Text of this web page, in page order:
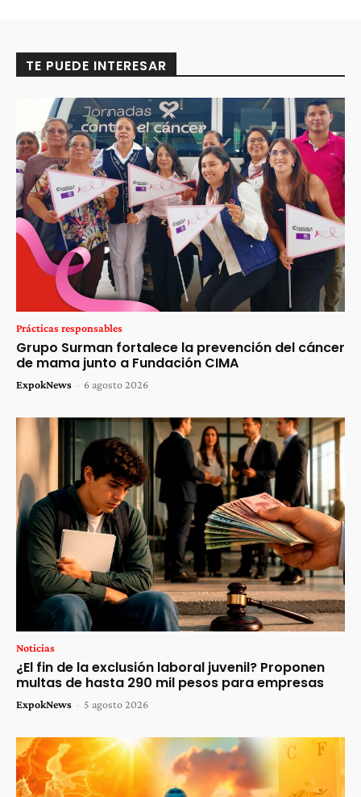
TE PUEDE INTERESAR
Prácticas responsables
Grupo Surman fortalece la prevención del cáncer
de mama junto a Fundación CIMA
ExpokNews - 6 agosto 2026
Noticias
¿El fin de la exclusión laboral juvenil? Proponen
multas de hasta 290 mil pesos para empresas
ExpokNews - 5 agosto 2026